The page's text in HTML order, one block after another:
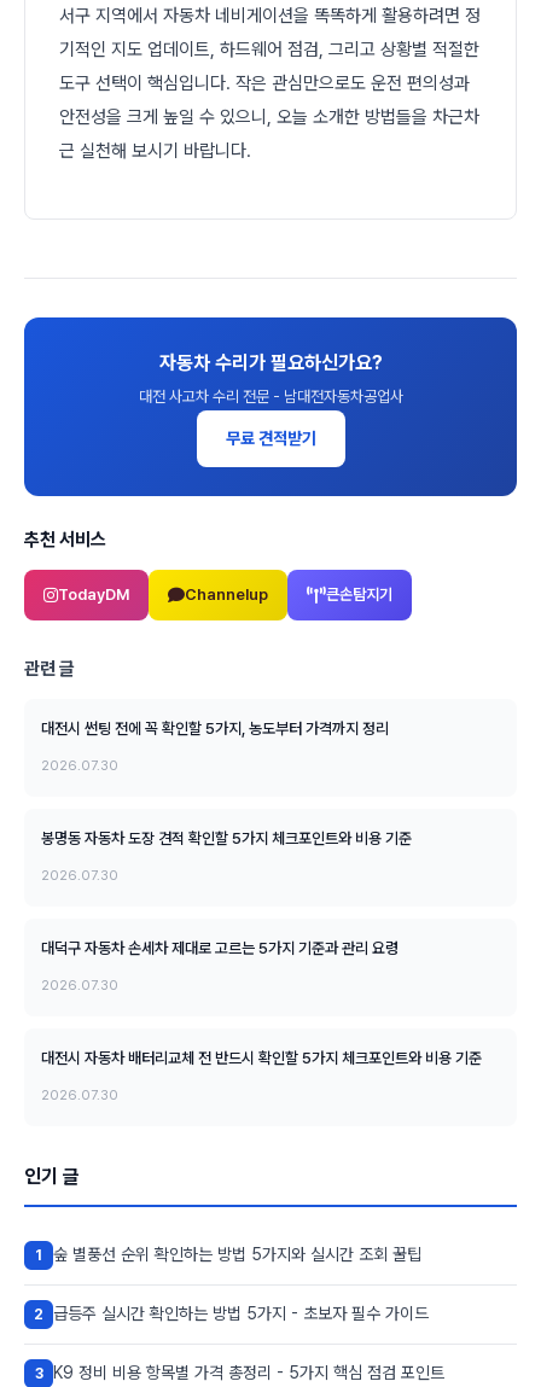
서구 지역에서 자동차 네비게이션을 똑똑하게 활용하려면 정
기적인 지도 업데이트, 하드웨어 점검, 그리고 상황별 적절한
도구 선택이 핵심입니다. 작은 관심만으로도 운전 편의성과
안전성을 크게 높일 수 있으니, 오늘 소개한 방법들을 차근차
근 실천해 보시기 바랍니다.
자동차 수리가 필요하신가요?
대전 사고차 수리 전문 - 남대전자동차공업사
무료 견적받기
추천 서비스
TodayDM Channelup 큰손탐지기
관련 글
대전시 썬팅 전에 꼭 확인할 5가지, 농도부터 가격까지 정리
2026.07.30
봉명동 자동차 도장 견적 확인할 5가지 체크포인트와 비용 기준
2026.07.30
대덕구 자동차 손세차 제대로 고르는 5가지 기준과 관리 요령
2026.07.30
대전시 자동차 배터리교체 전 반드시 확인할 5가지 체크포인트와 비용 기준
2026.07.30
인기 글
1 숲 별풍선 순위 확인하는 방법 5가지와 실시간 조회 꿀팁
2 급등주 실시간 확인하는 방법 5가지 - 초보자 필수 가이드
3 K9 정비 비용 항목별 가격 총정리 - 5가지 핵심 점검 포인트